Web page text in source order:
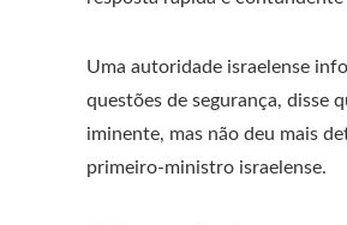
Uma autoridade israelense
questões de segurança, disse
iminente, mas não deu mais
primeiro-ministro israelense.